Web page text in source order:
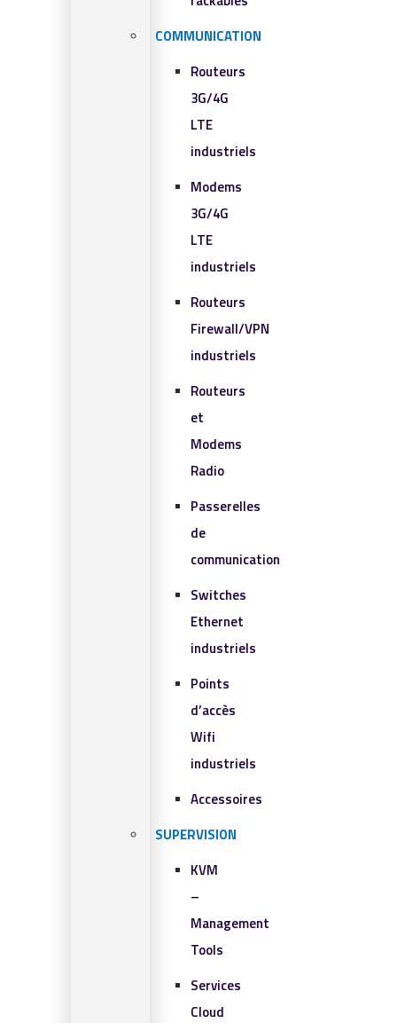
COMMUNICATION
Routeurs
3G/4G
LTE
industriels
Modems
3G/4G
LTE
industriels
Routeurs
Firewall/VPN
industriels
Routeurs
et
Modems
Radio
Passerelles
de
communication
Switches
Ethernet
industriels
Points
d’accès
Wifi
industriels
Accessoires
SUPERVISION
KVM
–
Management
Tools
Services
Cloud